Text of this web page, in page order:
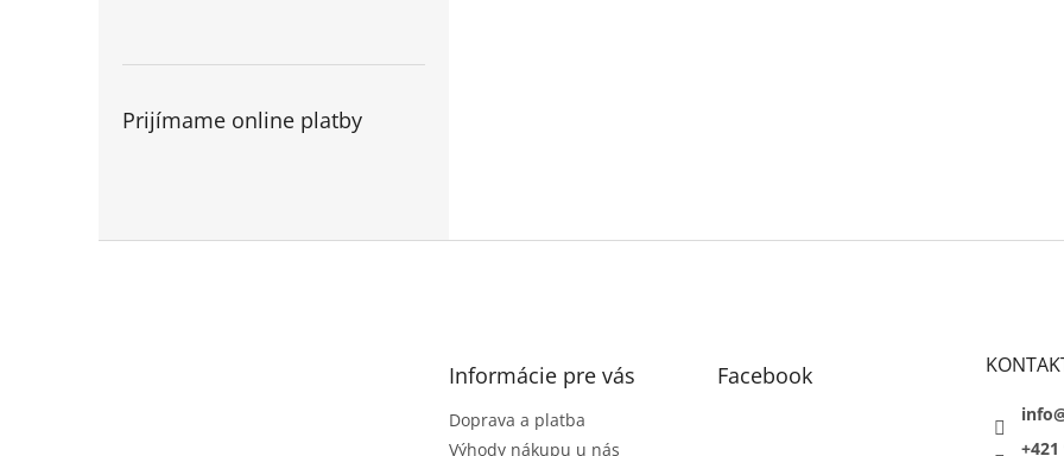
Prijímame online platby
Informácie pre vás
Doprava a platba
Výhody nákupu u nás
Facebook
+421